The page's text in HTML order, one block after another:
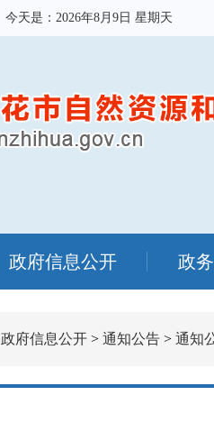
今天是： 2026年8月9日 星期天
政府信息公开 政
政府信息公开 > 通知公告 > 通知